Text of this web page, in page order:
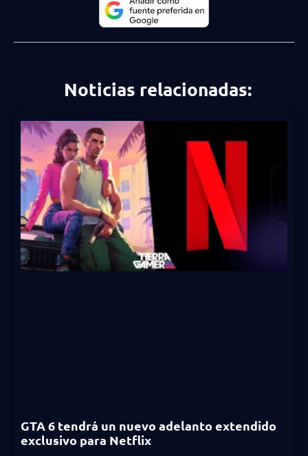
Noticias relacionadas:
GTA 6 tendrá un nuevo adelanto extendido
exclusivo para Netflix